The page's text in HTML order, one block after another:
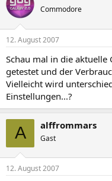
Commodore
12. August 2007
Schau mal in die
getestet und der
Vielleicht wird
Einstellungen...?
A alffrommars
Gast
12. August 2007